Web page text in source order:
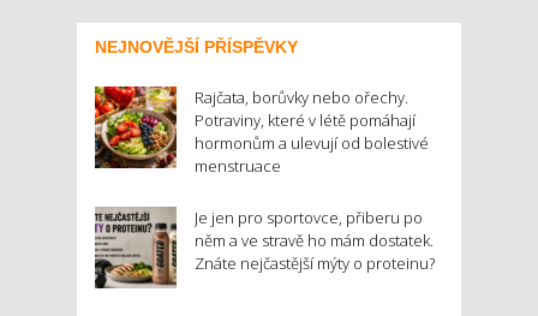
NEJNOVĚJŠÍ PŘÍSPĚVKY
Rajčata, borůvky nebo ořechy.
Potraviny, které v létě pomáhají
hormonům a ulevují od bolestivé
menstruace
Je jen pro sportovce, přiberu po
něm a ve stravě ho mám dostatek.
Znáte nejčastější mýty o proteinu?